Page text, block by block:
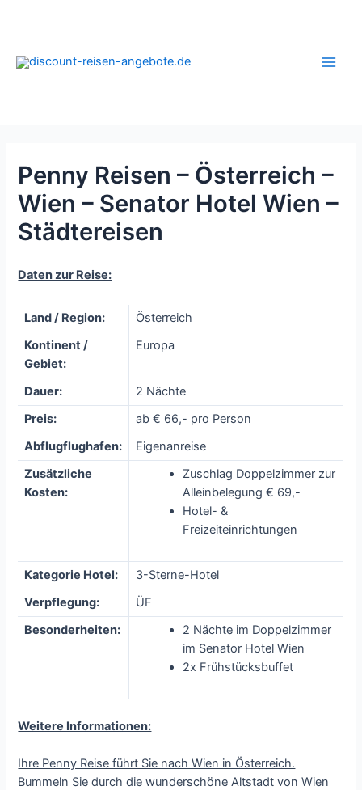
Penny Reisen – Österreich –
Wien – Senator Hotel Wien –
Städtereisen
Daten zur Reise:
Land / Region:
Österreich
Kontinent /
Gebiet:
Europa
Dauer:
2 Nächte
Preis:
ab € 66,- pro Person
Abflugflughafen:
Eigenanreise
Zusätzliche
Kosten:
Zuschlag Doppelzimmer zur
Alleinbelegung € 69,-
Hotel- &
Freizeiteinrichtungen
Kategorie Hotel:
3-Sterne-Hotel
Verpflegung:
ÜF
Besonderheiten:
2 Nächte im Doppelzimmer
im Senator Hotel Wien
2x Frühstücksbuffet
Weitere Informationen:
Ihre Penny Reise führt Sie nach Wien in Österreich.
Bummeln Sie durch die wunderschöne Altstadt von Wien